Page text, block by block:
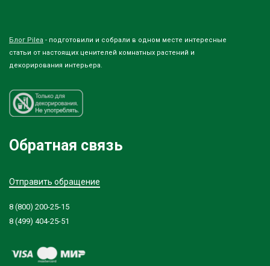
Блог Pilea - подготовили и собрали в одном месте интересные
статьи от настоящих ценителей комнатных растений и
декорирования интерьера.
Обратная связь
Отправить обращение
8 (800) 200-25-15
8 (499) 404-25-51